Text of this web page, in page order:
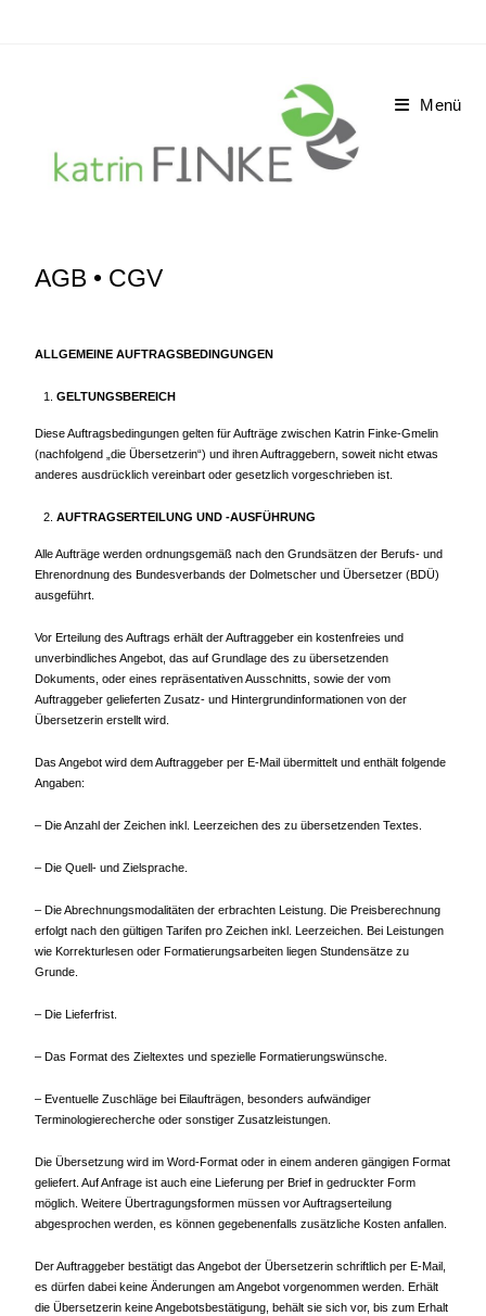
Menü
AGB • CGV
ALLGEMEINE AUFTRAGSBEDINGUNGEN
GELTUNGSBEREICH
Diese Auftragsbedingungen gelten für Aufträge zwischen Katrin Finke-Gmelin
(nachfolgend „die Übersetzerin“) und ihren Auftraggebern, soweit nicht etwas
anderes ausdrücklich vereinbart oder gesetzlich vorgeschrieben ist.
AUFTRAGSERTEILUNG UND -AUSFÜHRUNG
Alle Aufträge werden ordnungsgemäß nach den Grundsätzen der Berufs- und
Ehrenordnung des Bundesverbands der Dolmetscher und Übersetzer (BDÜ)
ausgeführt.
Vor Erteilung des Auftrags erhält der Auftraggeber ein kostenfreies und
unverbindliches Angebot, das auf Grundlage des zu übersetzenden
Dokuments, oder eines repräsentativen Ausschnitts, sowie der vom
Auftraggeber gelieferten Zusatz- und Hintergrundinformationen von der
Übersetzerin erstellt wird.
Das Angebot wird dem Auftraggeber per E-Mail übermittelt und enthält folgende
Angaben:
– Die Anzahl der Zeichen inkl. Leerzeichen des zu übersetzenden Textes.
– Die Quell- und Zielsprache.
– Die Abrechnungsmodalitäten der erbrachten Leistung. Die Preisberechnung
erfolgt nach den gültigen Tarifen pro Zeichen inkl. Leerzeichen. Bei Leistungen
wie Korrekturlesen oder Formatierungsarbeiten liegen Stundensätze zu
Grunde.
– Die Lieferfrist.
– Das Format des Zieltextes und spezielle Formatierungswünsche.
– Eventuelle Zuschläge bei Eilaufträgen, besonders aufwändiger
Terminologierecherche oder sonstiger Zusatzleistungen.
Die Übersetzung wird im Word-Format oder in einem anderen gängigen Format
geliefert. Auf Anfrage ist auch eine Lieferung per Brief in gedruckter Form
möglich. Weitere Übertragungsformen müssen vor Auftragserteilung
abgesprochen werden, es können gegebenenfalls zusätzliche Kosten anfallen.
Der Auftraggeber bestätigt das Angebot der Übersetzerin schriftlich per E-Mail,
es dürfen dabei keine Änderungen am Angebot vorgenommen werden. Erhält
die Übersetzerin keine Angebotsbestätigung, behält sie sich vor, bis zum Erhalt